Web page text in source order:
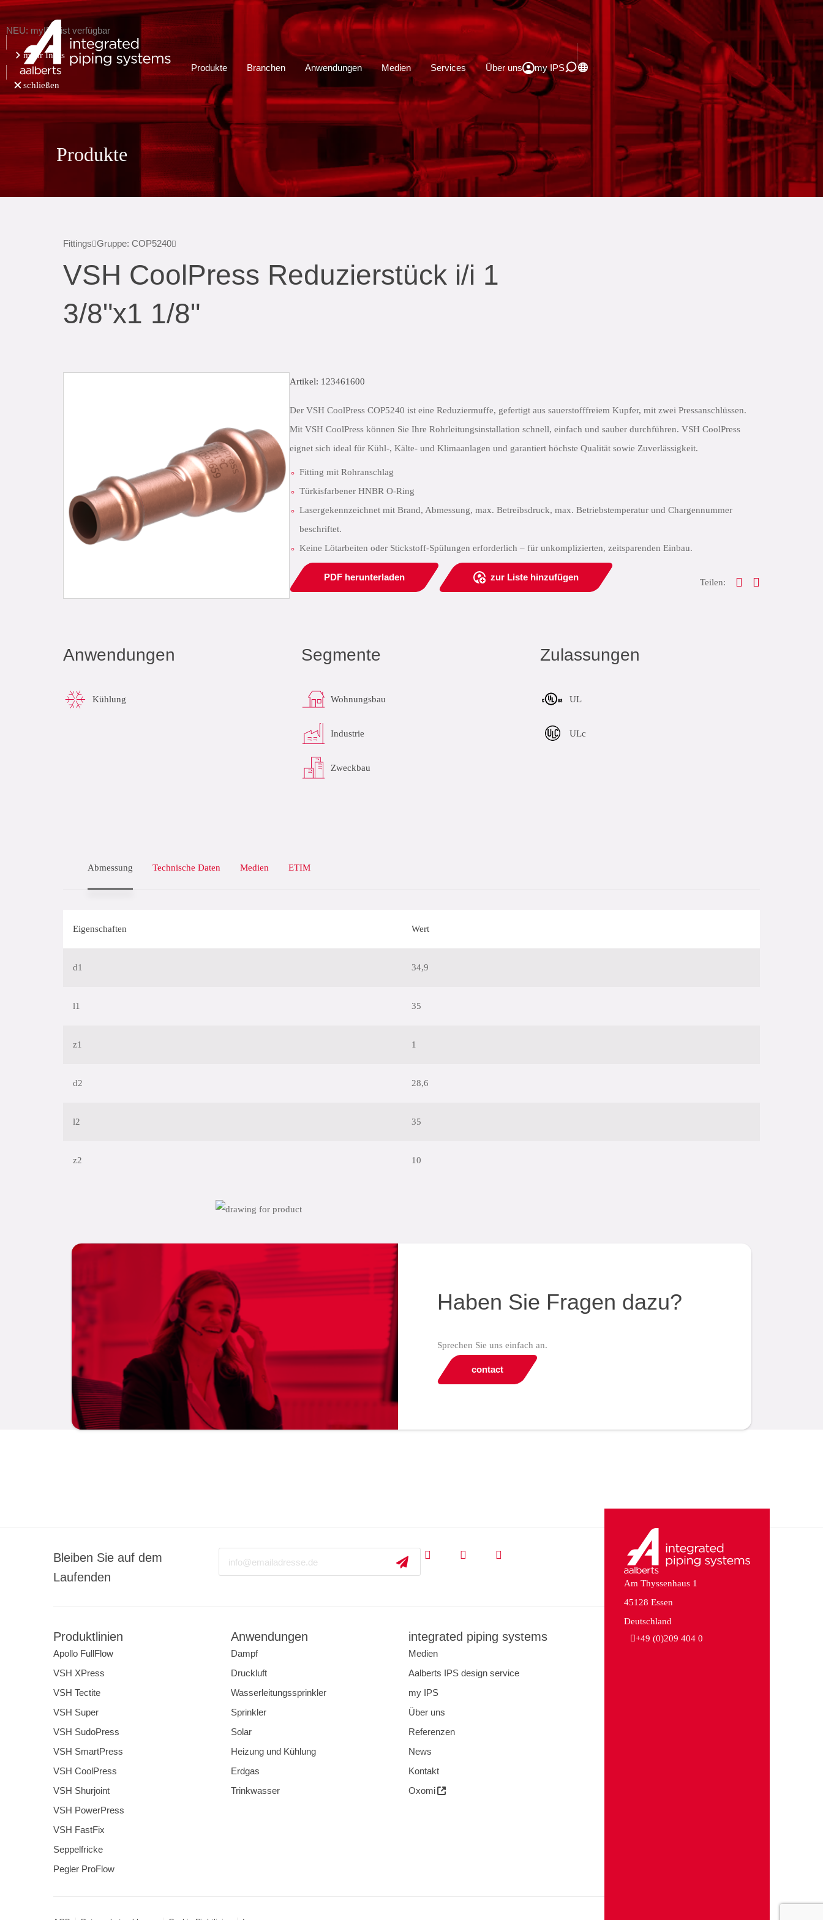
NEU: myIPS ist verfügbar
mehr Infos
schließen
schließen
Produkte Branchen Anwendungen Medien Services Über uns
Produkte
Fittings Gruppe: COP5240
VSH CoolPress Reduzierstück i/i 1
3/8"x1 1/8"
Artikel: 123461600
Der VSH CoolPress COP5240 ist eine Reduziermuffe, gefertigt aus sauerstofffreiem Kupfer, mit zwei Pressanschlüssen.
Mit VSH CoolPress können Sie Ihre Rohrleitungsinstallation schnell, einfach und sauber durchführen. VSH CoolPress
eignet sich ideal für Kühl-, Kälte- und Klimaanlagen und garantiert höchste Qualität sowie Zuverlässigkeit.
Fitting mit Rohranschlag
Türkisfarbener HNBR O-Ring
Lasergekennzeichnet mit Brand, Abmessung, max. Betreibsdruck, max. Betriebstemperatur und Chargennummer
beschriftet.
Keine Lötarbeiten oder Stickstoff-Spülungen erforderlich – für unkomplizierten, zeitsparenden Einbau.
PDF herunterladen zur Liste hinzufügen Teilen:
Anwendungen
Kühlung
Segmente
Wohnungsbau
Industrie
Zweckbau
Zulassungen
UL
ULc
Abmessung Technische Daten Medien ETIM
Eigenschaften Wert
d1 34,9
l1 35
z1 1
d2 28,6
l2 35
z2 10
Haben Sie Fragen dazu?
Sprechen Sie uns einfach an.
contact
Bleiben Sie auf dem
Laufenden
Produktlinien
Apollo FullFlow
VSH XPress
VSH Tectite
VSH Super
VSH SudoPress
VSH SmartPress
VSH CoolPress
VSH Shurjoint
VSH PowerPress
VSH FastFix
Seppelfricke
Pegler ProFlow
Anwendungen
Dampf
Druckluft
Wasserleitungssprinkler
Sprinkler
Solar
Heizung und Kühlung
Erdgas
Trinkwasser
integrated piping systems
Medien
Aalberts IPS design service
my IPS
Über uns
Referenzen
News
Kontakt
Oxomi
Am Thyssenhaus 1
45128 Essen
Deutschland
+49 (0)209 404 0